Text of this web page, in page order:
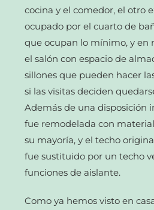
cocina y el comedor, el otro
ocupado por el cuarto de
que ocupan lo mínimo, y en
el salón con espacio de
sillones que pueden hacer
si las visitas deciden
Además de una disposición
fue remodelada con
su mayoría, y el techo
fue sustituido por un techo
funciones de aislante.
Como ya hemos visto en